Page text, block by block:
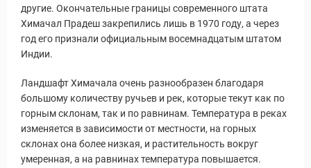
Статьи
другие. Окончательные границы современного штата
Химачал Прадеш закрепились лишь в 1970 году, а через
год его признали официальным восемнадцатым штатом
Индии.
Ландшафт Химачала очень разнообразен благодаря
большому количеству ручьев и рек, которые текут как по
горным склонам, так и по равнинам. Температура в реках
изменяется в зависимости от местности, на горных
склонах она более низкая, и растительность вокруг
умеренная, а на равнинах температура повышается.